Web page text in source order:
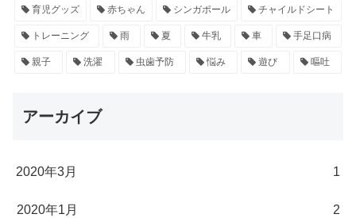
育児グッズ 赤ちゃん シンガポール チャイルドシート
トレーニング 雨 夏 牛乳 車 手足口病
親子 洗濯 虫歯予防 悩み 遊び 嘔吐
アーカイブ
2020年3月 1
2020年1月 2